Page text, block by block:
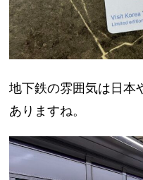
地下鉄の雰囲気は日本
ありますね。